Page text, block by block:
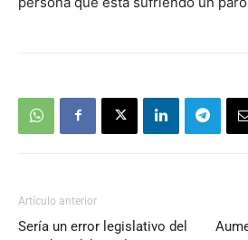
Artículo anterior
Sería un error legislativo del